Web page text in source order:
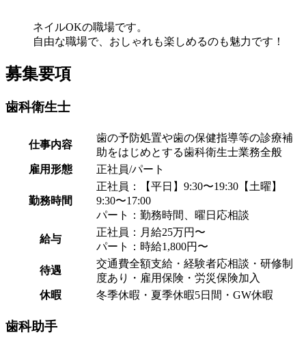
ネイルOKの職場です。
自由な職場で、おしゃれも楽しめるのも魅力です！
募集要項
歯科衛生士
仕事内容
歯の予防処置や歯の保健指導等の診療補
助をはじめとする歯科衛生士業務全般
雇用形態
正社員/パート
勤務時間
正社員：【平日】9:30〜19:30【土曜】
9:30〜17:00
パート：勤務時間、曜日応相談
給与
正社員：月給25万円〜
パート：時給1,800円〜
待遇
交通費全額支給・経験者応相談・研修制
度あり・雇用保険・労災保険加入
休暇
冬季休暇・夏季休暇5日間・GW休暇
歯科助手